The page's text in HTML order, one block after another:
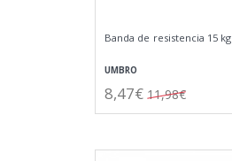
Banda de resistencia 15 kg
UMBRO
8,47€ 11,98€